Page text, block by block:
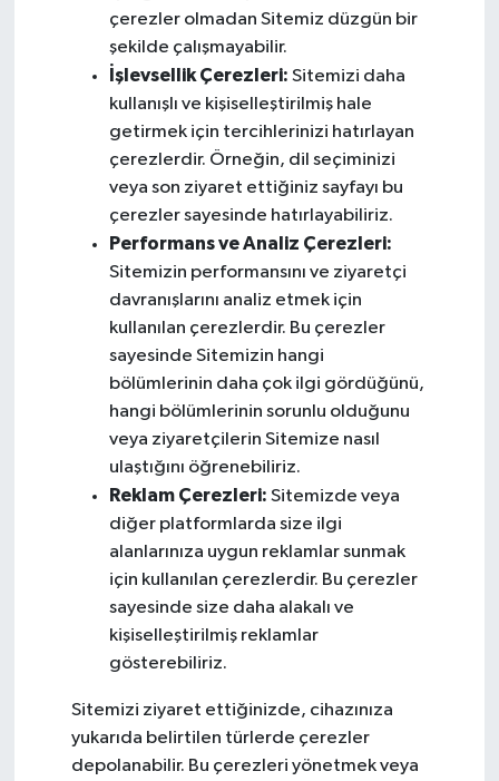
çerezler olmadan Sitemiz düzgün bir
şekilde çalışmayabilir.
İşlevsellik Çerezleri: Sitemizi daha
kullanışlı ve kişiselleştirilmiş hale
getirmek için tercihlerinizi hatırlayan
çerezlerdir. Örneğin, dil seçiminizi
veya son ziyaret ettiğiniz sayfayı bu
çerezler sayesinde hatırlayabiliriz.
Performans ve Analiz Çerezleri:
Sitemizin performansını ve ziyaretçi
davranışlarını analiz etmek için
kullanılan çerezlerdir. Bu çerezler
sayesinde Sitemizin hangi
bölümlerinin daha çok ilgi gördüğünü,
hangi bölümlerinin sorunlu olduğunu
veya ziyaretçilerin Sitemize nasıl
ulaştığını öğrenebiliriz.
Reklam Çerezleri: Sitemizde veya
diğer platformlarda size ilgi
alanlarınıza uygun reklamlar sunmak
için kullanılan çerezlerdir. Bu çerezler
sayesinde size daha alakalı ve
kişiselleştirilmiş reklamlar
gösterebiliriz.
Sitemizi ziyaret ettiğinizde, cihazınıza
yukarıda belirtilen türlerde çerezler
depolanabilir. Bu çerezleri yönetmek veya